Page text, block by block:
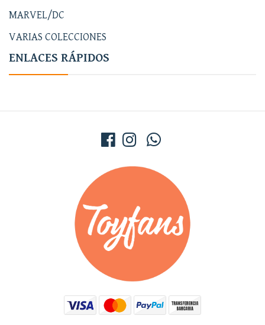
MARVEL/DC
VARIAS COLECCIONES
ENLACES RÁPIDOS